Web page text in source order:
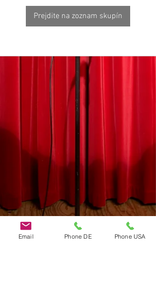
Prejdite na zoznam skupín
Email Phone DE Phone USA